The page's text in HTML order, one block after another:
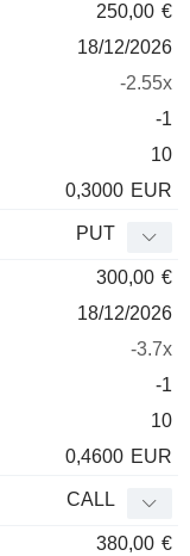
Parité
250,00 €
18/12/2026
-2.55x
-1
10
0,3000 EUR
PUT
300,00 €
18/12/2026
-3.7x
-1
10
0,4600 EUR
CALL
380,00 €